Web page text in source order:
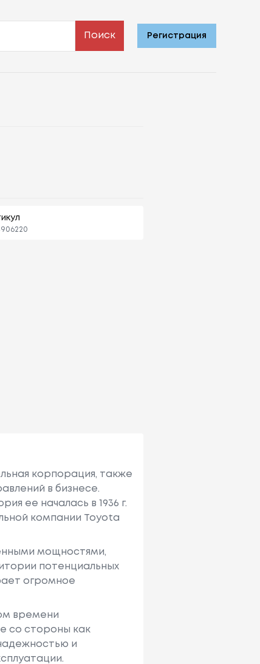
Поиск Регистрация
корпорация, также
в бизнесе.
ее началась в 1936 г.
компании Toyota
мощностями,
потенциальных
огромное
времени
со стороны как
и